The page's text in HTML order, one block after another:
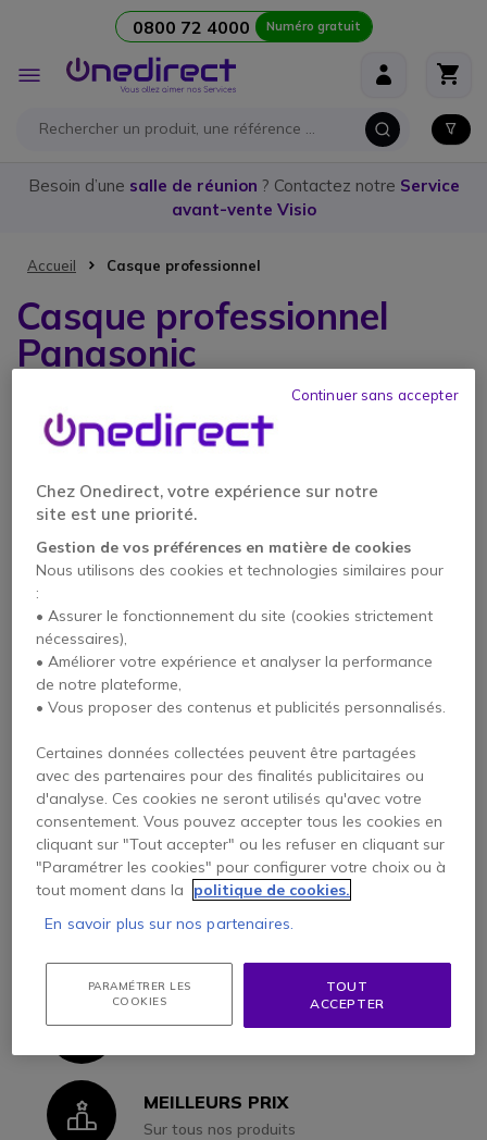
0800 72 4000 Numéro gratuit
Affichage
navigation
Besoin d’une salle de réunion ? Contactez notre Service
avant-vente Visio
Accueil Casque professionnel
Casque professionnel
Panasonic
1 article
Casque Panasonic
4.6 de 17 Avis
Voir le produit
remplaçant
IconCONSEILS ET DEVIS
IconMEILLEURS PRIX
Sur tous nos produits
Chez Onedirect, votre expérience sur notre
site est une priorité.
Gestion de vos préférences en matière de cookies
Nous utilisons des cookies et technologies similaires pour
:
• Assurer le fonctionnement du site (cookies strictement
nécessaires),
• Améliorer votre expérience et analyser la performance
de notre plateforme,
• Vous proposer des contenus et publicités personnalisés.
Certaines données collectées peuvent être partagées
avec des partenaires pour des finalités publicitaires ou
d'analyse. Ces cookies ne seront utilisés qu'avec votre
consentement. Vous pouvez accepter tous les cookies en
cliquant sur "Tout accepter" ou les refuser en cliquant sur
"Paramétrer les cookies" pour configurer votre choix ou à
tout moment dans la
politique de cookies.
En savoir plus sur nos partenaires.
PARAMÉTRER LES
COOKIES
TOUT
ACCEPTER
Continuer sans accepter